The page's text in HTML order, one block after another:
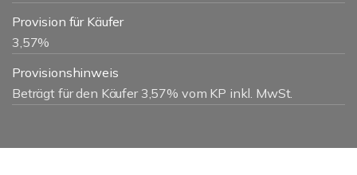
Provision für Käufer
3,57%
Provisionshinweis
Beträgt für den Käufer 3,57% vom KP inkl. MwSt.